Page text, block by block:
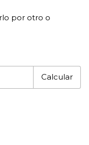
por otro o
Calcular